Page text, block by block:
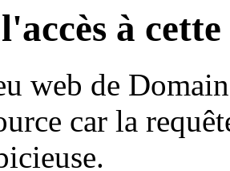
à
web de
car la